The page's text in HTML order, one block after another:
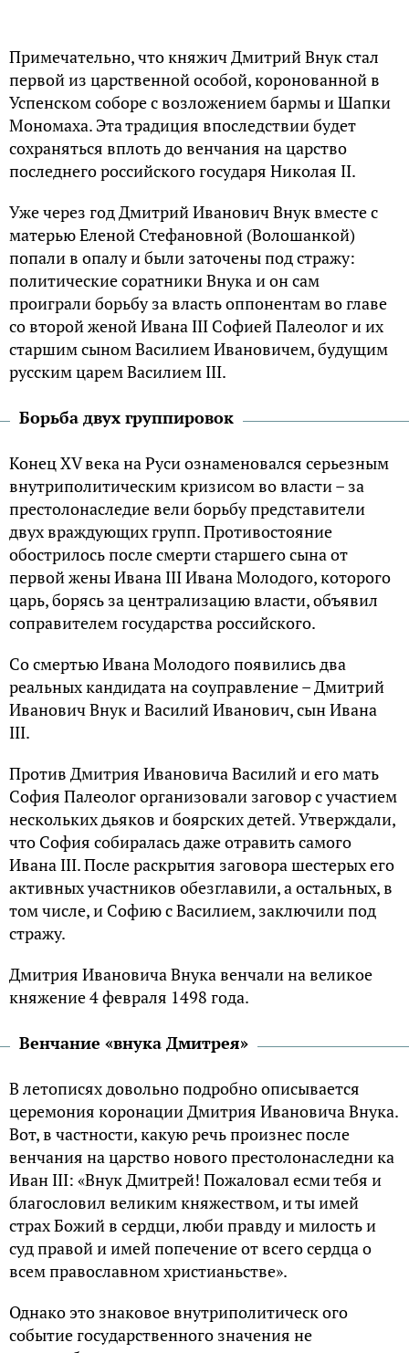
Примечательно, что княжич Дмитрий Внук стал
первой из царственной особой, коронованной в
Успенском соборе с возложением бармы и Шапки
Мономаха. Эта традиция впоследствии будет
сохраняться вплоть до венчания на царство
последнего российского государя Николая II.
Уже через год Дмитрий Иванович Внук вместе с
матерью Еленой Стефановной (Волошанкой)
попали в опалу и были заточены под стражу:
политические соратники Внука и он сам
проиграли борьбу за власть оппонентам во главе
со второй женой Ивана III Софией Палеолог и их
старшим сыном Василием Ивановичем, будущим
русским царем Василием III.
Борьба двух группировок
Конец XV века на Руси ознаменовался серьезным
внутриполитическим кризисом во власти – за
престолонаследие вели борьбу представители
двух враждующих групп. Противостояние
обострилось после смерти старшего сына от
первой жены Ивана III Ивана Молодого, которого
царь, борясь за централизацию власти, объявил
соправителем государства российского.
Со смертью Ивана Молодого появились два
реальных кандидата на соуправление – Дмитрий
Иванович Внук и Василий Иванович, сын Ивана
III.
Против Дмитрия Ивановича Василий и его мать
София Палеолог организовали заговор с участием
нескольких дьяков и боярских детей. Утверждали,
что София собиралась даже отравить самого
Ивана III. После раскрытия заговора шестерых его
активных участников обезглавили, а остальных, в
том числе, и Софию с Василием, заключили под
стражу.
Дмитрия Ивановича Внука венчали на великое
княжение 4 февраля 1498 года.
Венчание «внука Дмитрея»
В летописях довольно подробно описывается
церемония коронации Дмитрия Ивановича Внука.
Вот, в частности, какую речь произнес после
венчания на царство нового престолонаследни ка
Иван III: «Внук Дмитрей! Пожаловал есми тебя и
благословил великим княжеством, и ты имей
страх Божий в сердци, люби правду и милость и
суд правой и имей попечение от всего сердца о
всем православном христианьстве».
Однако это знаковое внутриполитическ ого
событие государственного значения не